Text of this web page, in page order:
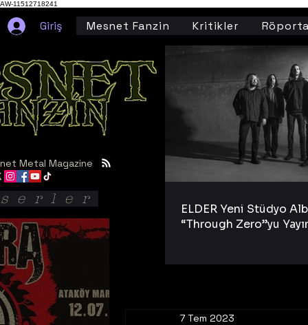
AW-11512718241
Giriş Mesnet Fanzin Kritikler
7 Tem 2023
Metal Magazine
ELDER Yeni Stüdyo
“Through Zero”yu